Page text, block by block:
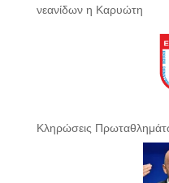
νεανίδων η Καρυώτη
Κληρώσεις